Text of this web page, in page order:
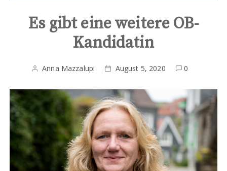
Es gibt eine weitere OB-
Kandidatin
Anna Mazzalupi August 5, 2020 0